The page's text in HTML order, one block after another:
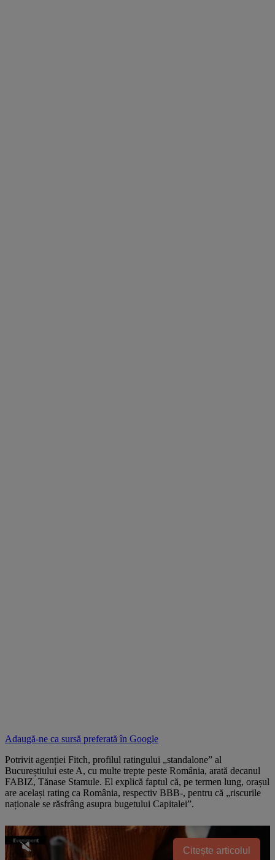
Adaugă-ne ca sursă preferată în Google
Potrivit agenției Fitch, profilul ratingului „standalone” al
Bucureștiului este A, cu multe trepte peste România, arată decanul
FABIZ, Tănase Stamule. El explică faptul că, pe termen lung, orașul
are același rating ca România, respectiv BBB-, pentru că „riscurile
naționale se răsfrâng asupra bugetului Capitalei”.
Citește articolul